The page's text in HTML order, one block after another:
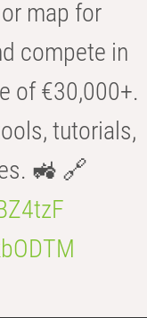
map for
compete in
of €30,000+.
tutorials,
🚜 🔗